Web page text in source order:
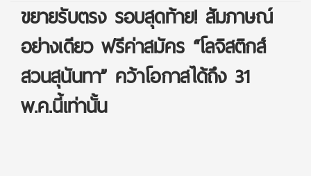
ขยายรับตรง รอบสุดท้าย! สัมภาษณ์
อย่างเดียว ฟรีค่าสมัคร “โลจิสติกส์
สวนสุนันทา” คว้าโอกาสได้ถึง 31
พ.ค.นี้เท่านั้น